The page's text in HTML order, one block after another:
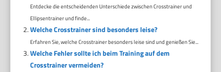
Entdecke die entscheidenden Unterschiede zwischen Crosstrainer und
Ellipsentrainer und finde...
Welche Crosstrainer sind besonders leise?
Erfahren Sie, welche Crosstrainer besonders leise sind und genießen Sie...
Welche Fehler sollte ich beim Training auf dem
Crosstrainer vermeiden?